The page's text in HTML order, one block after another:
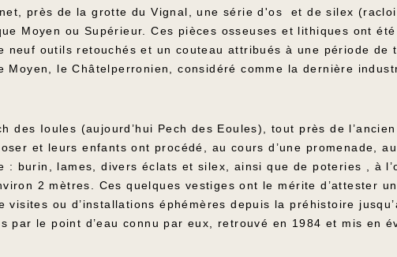
près de la grotte du Vignal, une série d'os et de silex
Moyen ou Supérieur. Ces pièces osseuses et lithiques ont
neuf outils retouchés et un couteau attribués à une période
Moyen, le Châtelperronien, considéré comme la dernière
des Ioules (aujourd’hui Pech des Eoules), tout près de
et leurs enfants ont procédé, au cours d’une promenade,
: burin, lames, divers éclats et silex, ainsi que de poteries , à
2 mètres. Ces quelques vestiges ont le mérite d’attester
visites ou d’installations éphémères depuis la préhistoire
par le point d’eau connu par eux, retrouvé en 1984 et mis en